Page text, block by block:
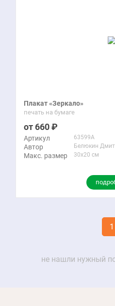
Плакат «Зеркало»
печать на бумаге
660
Артикул 63599A
Автор Белюкин
Макс. размер 30x20 см
1
не нашли нужный